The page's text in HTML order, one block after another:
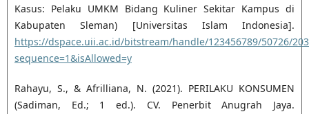
Kasus: Pelaku UMKM Bidang Kuliner Sekitar Kampus di
Kabupaten Sleman) [Universitas Islam Indonesia].
https://dspace.uii.ac.id/bitstream/handle/123456789/50726/
sequence=1&isAllowed=y
Rahayu, S., & Afrilliana, N. (2021). PERILAKU KONSUMEN
(Sadiman, Ed.; 1 ed.). CV. Penerbit Anugrah Jaya.